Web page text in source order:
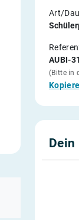
Art/
AUBI-
(Bitte in